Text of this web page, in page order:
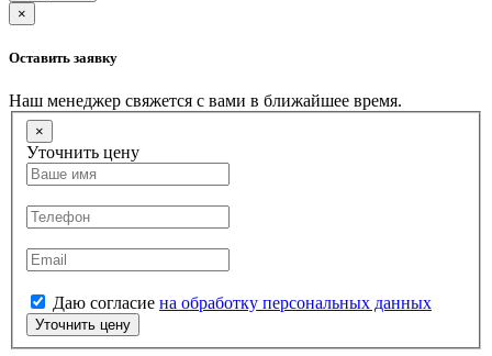
×
Оставить заявку
Наш менеджер свяжется с вами в ближайшее время.
×
Уточнить цену
Даю согласие на обработку персональных данных
Уточнить цену